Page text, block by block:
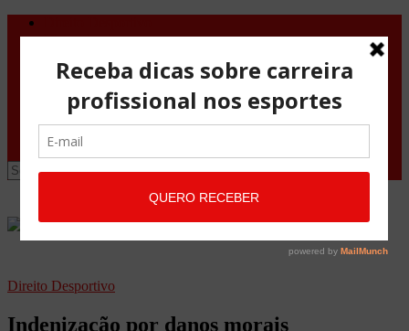
Vistos de viagem
Orientações Gerais
Fale Conosco
Advocacia Maria Pessoa
Advocacia Maria Pessoa Desportivo
Direito Desportivo
Indenização por danos morais